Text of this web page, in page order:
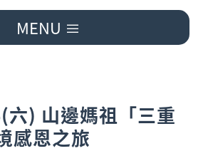
MENU ≡
) 山邊媽祖「三重
感恩之旅